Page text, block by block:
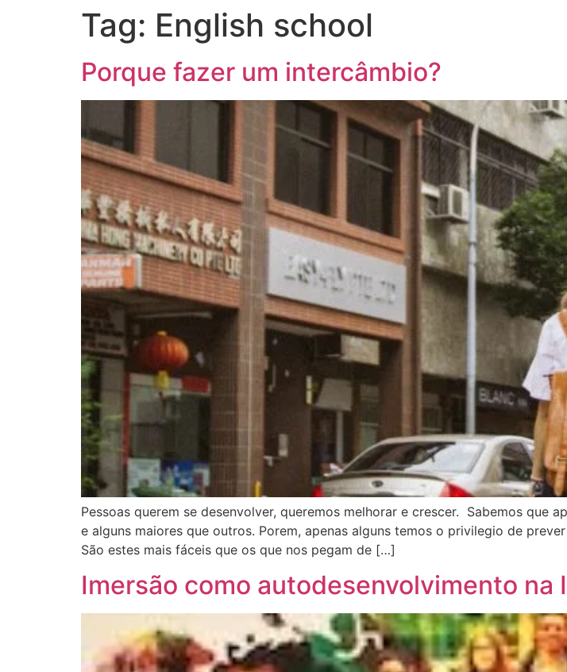
Tag: English school
Porque fazer um intercâmbio?
Pessoas querem se desenvolver, queremos melhorar e crescer. Sabemos que
e alguns maiores que outros. Porem, apenas alguns temos o privilegio de
São estes mais fáceis que os que nos pegam de […]
Imersão como autodesenvolvimento na